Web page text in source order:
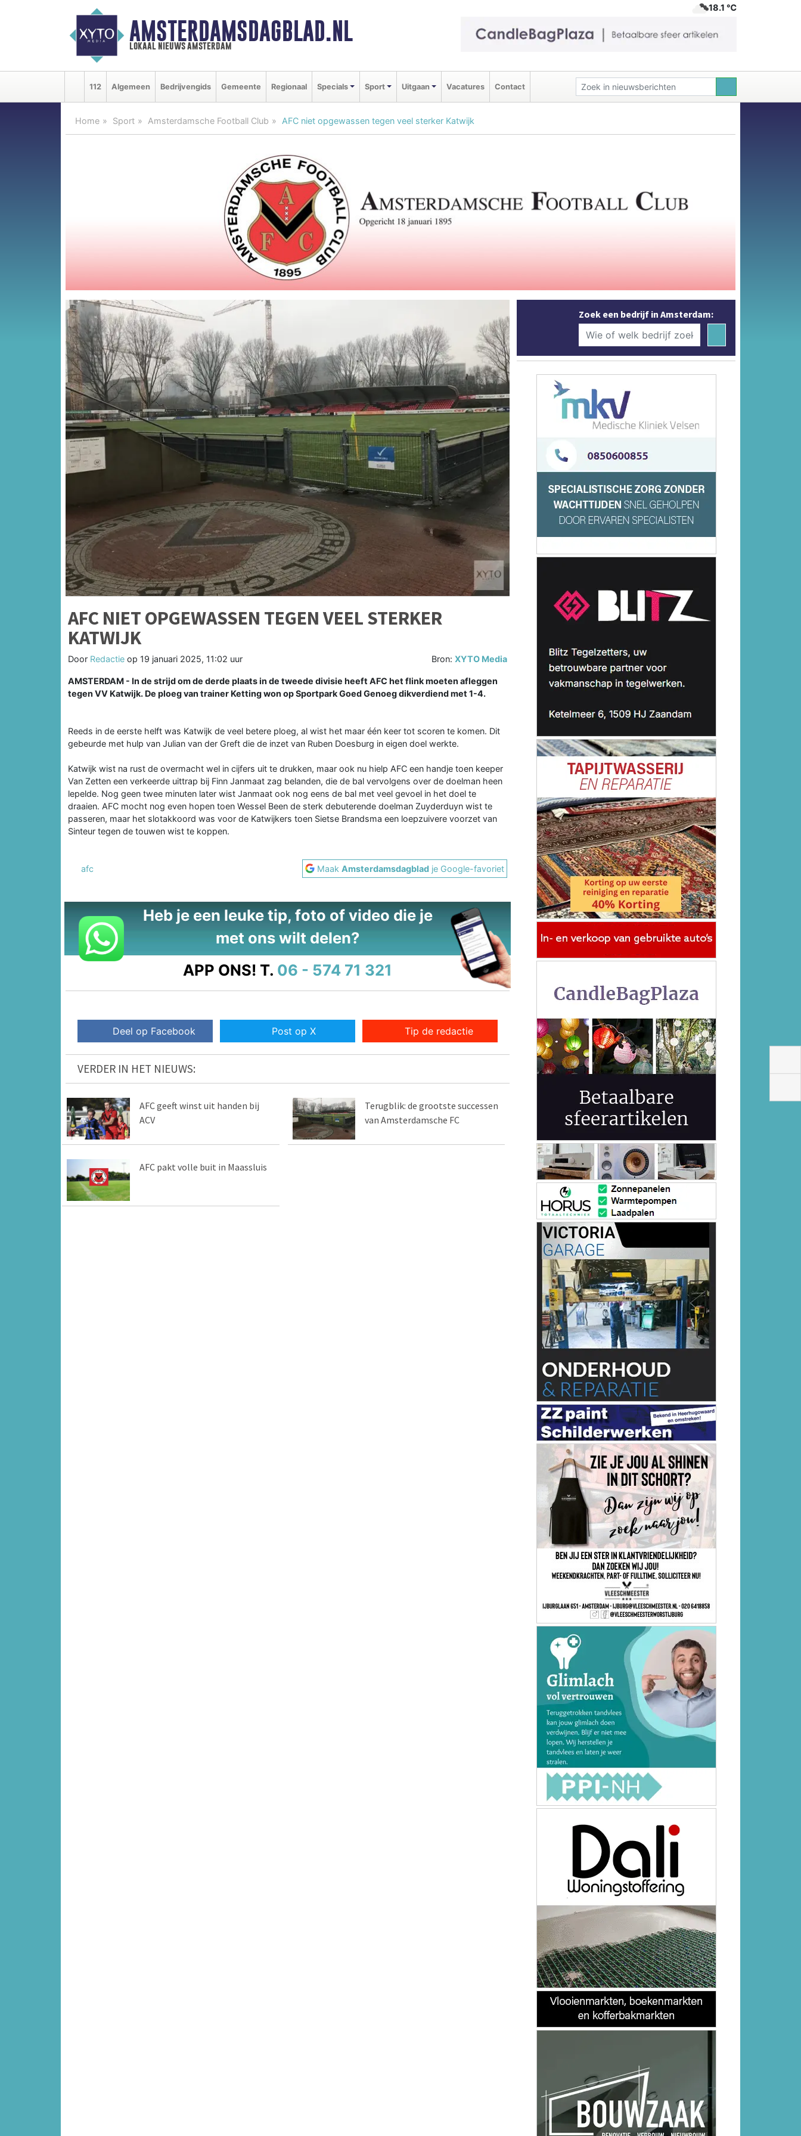
AMSTERDAMSDAGBLAD.NL
lokaal nieuws amsterdam
18.1 ℃
112 Algemeen Bedrijvengids Gemeente Regionaal Specials Sport Uitgaan Vacatures Contact
Home Sport Amsterdamsche Football Club AFC niet opgewassen tegen veel sterker Katwijk
AFC NIET OPGEWASSEN TEGEN VEEL STERKER
KATWIJK
Door Redactie op 19 januari 2025, 11:02 uur Bron:XYTO Media
AMSTERDAM - In de strijd om de derde plaats in de tweede divisie heeft AFC het flink moeten afleggen
tegen VV Katwijk. De ploeg van trainer Ketting won op Sportpark Goed Genoeg dikverdiend met 1-4.
Reeds in de eerste helft was Katwijk de veel betere ploeg, al wist het maar één keer tot scoren te komen. Dit
gebeurde met hulp van Julian van der Greft die de inzet van Ruben Doesburg in eigen doel werkte.
Katwijk wist na rust de overmacht wel in cijfers uit te drukken, maar ook nu hielp AFC een handje toen keeper
Van Zetten een verkeerde uittrap bij Finn Janmaat zag belanden, die de bal vervolgens over de doelman heen
lepelde. Nog geen twee minuten later wist Janmaat ook nog eens de bal met veel gevoel in het doel te
draaien. AFC mocht nog even hopen toen Wessel Been de sterk debuterende doelman Zuyderduyn wist te
passeren, maar het slotakkoord was voor de Katwijkers toen Sietse Brandsma een loepzuivere voorzet van
Sinteur tegen de touwen wist te koppen.
afc MaakAmsterdamsdagblad je Google-favoriet
Heb je een leuke tip, foto of video die je
met ons wilt delen?
APP ONS! T. 06 - 574 71 321
Deel op Facebook Post op X Tip de redactie
VERDER IN HET NIEUWS:
AFC geeft winst uit handen bij
ACV
Terugblik: de grootste successen
van Amsterdamsche FC
AFC pakt volle buit in Maassluis
Zoek een bedrijf in Amsterdam: